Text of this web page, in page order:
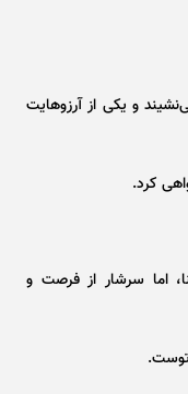
و یکی از آرزوهایت
کرد.
اما سرشار از فرصت و
توست.